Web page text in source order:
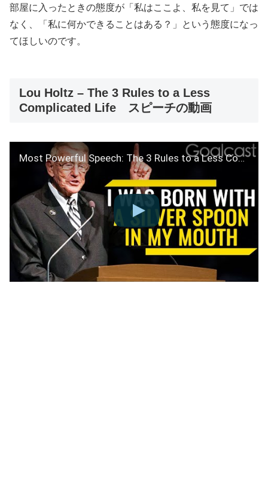
部屋に入ったときの態度が「私はここよ、私を見て」では
なく、「私に何かできることはある？」という態度になっ
てほしいのです。
Lou Holtz – The 3 Rules to a Less
Complicated Life スピーチの動画
Most Powerful Speech: The 3 Rules to a Less Complicated Life | Lou Holtz | Goalcast